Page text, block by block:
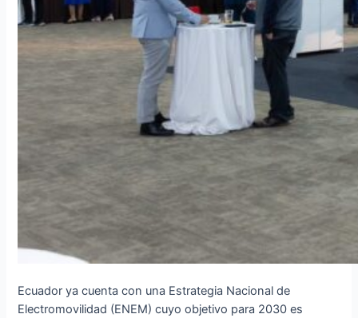
Ecuador ya cuenta con una Estrategia Nacional de
Electromovilidad (ENEM) cuyo objetivo para 2030 es